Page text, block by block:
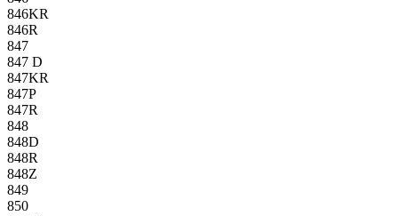
846KR
846R
847
847 D
847KR
847P
847R
848
848D
848R
848Z
849
850